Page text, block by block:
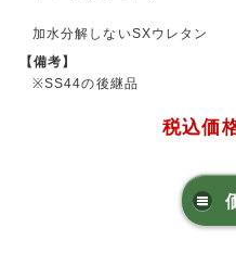
加水分解しないSXウレタン
【備考】
※SS44の後継品
税込価